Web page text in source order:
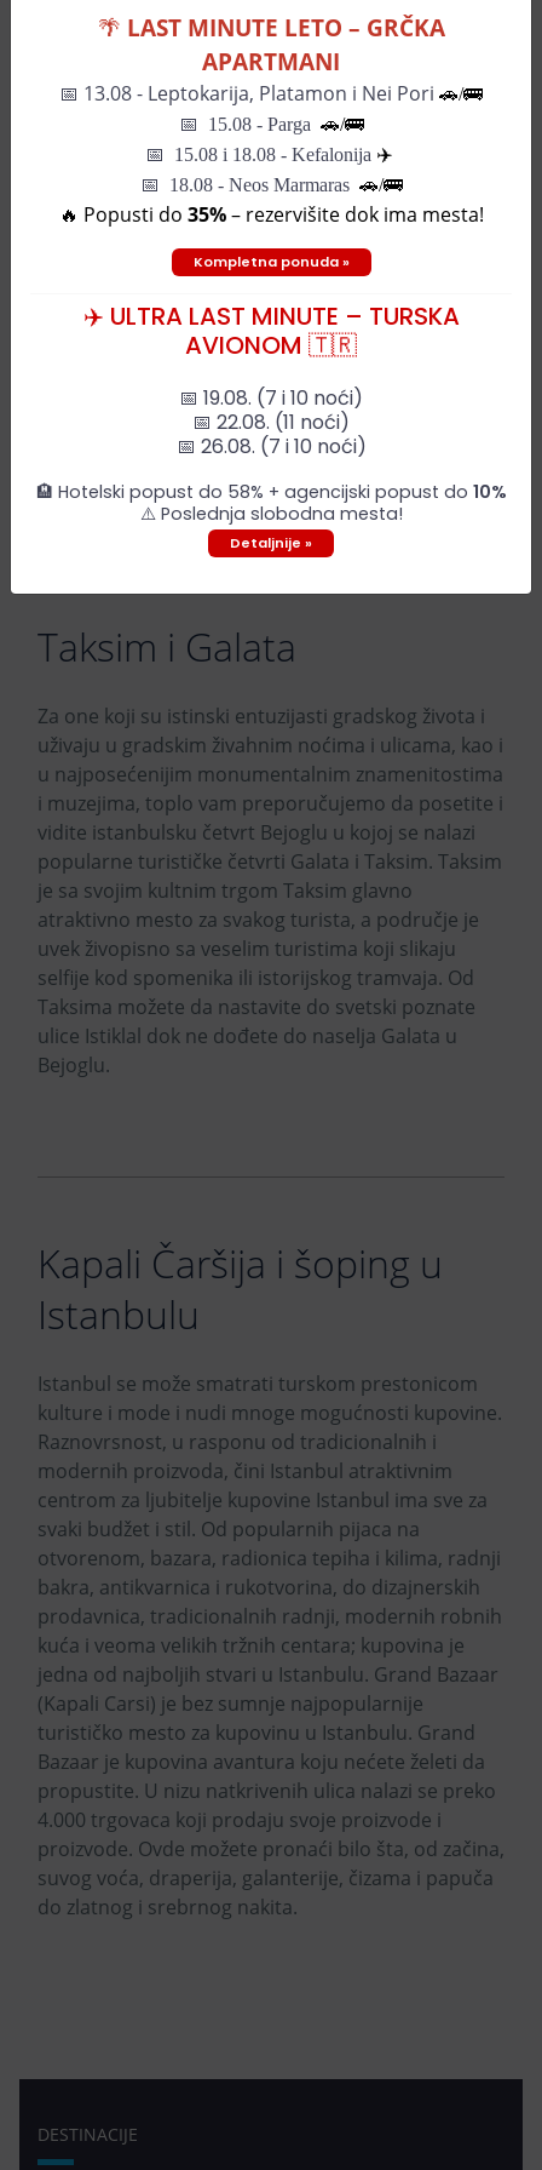
Leaflet| ©OpenStreetMap
Naš predlog
Taksim i Galata
Za one koji su istinski entuzijasti gradskog života i
uživaju u gradskim živahnim noćima i ulicama, kao i
u najposećenijim monumentalnim znamenitostima
i muzejima, toplo vam preporučujemo da posetite i
vidite istanbulsku četvrt Bejoglu u kojoj se nalazi
popularne turističke četvrti Galata i Taksim. Taksim
je sa svojim kultnim trgom Taksim glavno
atraktivno mesto za svakog turista, a područje je
uvek živopisno sa veselim turistima koji slikaju
selfije kod spomenika ili istorijskog tramvaja. Od
Taksima možete da nastavite do svetski poznate
ulice Istiklal dok ne dođete do naselja Galata u
Bejoglu.
Kapali Čaršija i šoping u
Istanbulu
Istanbul se može smatrati turskom prestonicom
kulture i mode i nudi mnoge mogućnosti kupovine.
Raznovrsnost, u rasponu od tradicionalnih i
modernih proizvoda, čini Istanbul atraktivnim
centrom za ljubitelje kupovine Istanbul ima sve za
svaki budžet i stil. Od popularnih pijaca na
otvorenom, bazara, radionica tepiha i kilima, radnji
bakra, antikvarnica i rukotvorina, do dizajnerskih
prodavnica, tradicionalnih radnji, modernih robnih
kuća i veoma velikih tržnih centara; kupovina je
jedna od najboljih stvari u Istanbulu. Grand Bazaar
(Kapali Carsi) je bez sumnje najpopularnije
turističko mesto za kupovinu u Istanbulu. Grand
Bazaar je kupovina avantura koju nećete želeti da
propustite. U nizu natkrivenih ulica nalazi se preko
4.000 trgovaca koji prodaju svoje proizvode i
proizvode. Ovde možete pronaći bilo šta, od začina,
suvog voća, draperija, galanterije, čizama i papuča
do zlatnog i srebrnog nakita.
🌴 LAST MINUTE LETO – GRČKA
APARTMANI
📅 13.08 - Leptokarija, Platamon i Nei Pori 🚗/🚌
📅 15.08 - Parga 🚗/🚌
📅 15.08 i 18.08 - Kefalonija ✈️
📅 18.08 - Neos Marmaras 🚗/🚌
🔥 Popusti do 35%– rezervišite dok ima mesta!
Kompletna ponuda »
✈️ ULTRA LAST MINUTE – TURSKA
AVIONOM 🇹🇷
📅 19.08. (7 i 10 noći)
📅 22.08. (11 noći)
📅 26.08. (7 i 10 noći)
🏨 Hotelski popust do 58% + agencijski popust do 10%
⚠️ Poslednja slobodna mesta!
Detaljnije »
DESTINACIJE